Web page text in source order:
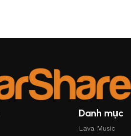
Danh mục
Lava Music